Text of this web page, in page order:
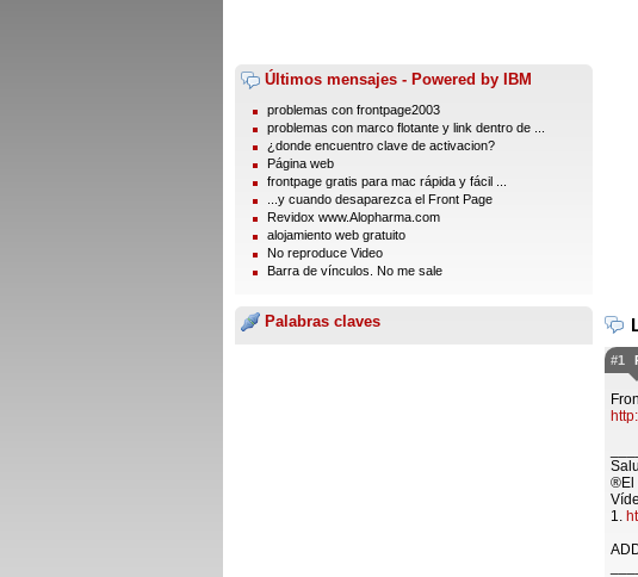
Últimos mensajes - Powered by IBM
problemas con frontpage2003
problemas con marco flotante y link dentro de ...
¿donde encuentro clave de activacion?
Página web
frontpage gratis para mac rápida y fácil ...
...y cuando desaparezca el Front Page
Revidox www.Alopharma.com
alojamiento web gratuito
No reproduce Video
Barra de vínculos. No me sale
Palabras claves
#1
®El
1.